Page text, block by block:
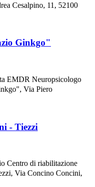
Cesalpino, 11, 52100
Ginkgo"
EMDR Neuropsicologo
Via Piero
- Tiezzi
Centro di riabilitazione
Via Concino Concini,